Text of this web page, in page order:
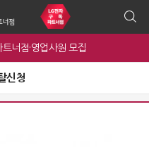
트너점·영업사원 모집
신청